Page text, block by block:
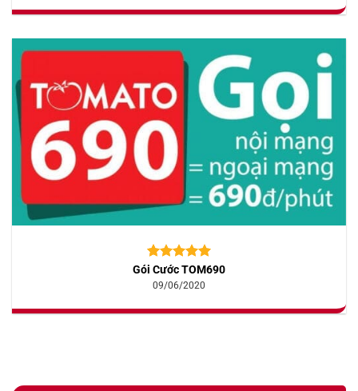
5.00trên 5
dựa trên
10
Gói Cước TOM690
09/06/2020